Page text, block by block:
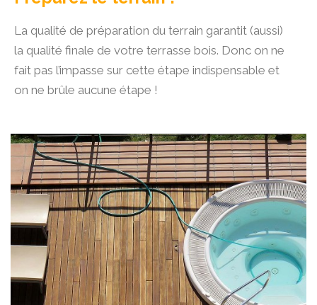
La qualité de préparation du terrain garantit (aussi)
la qualité finale de votre terrasse bois. Donc on ne
fait pas l’impasse sur cette étape indispensable et
on ne brûle aucune étape !